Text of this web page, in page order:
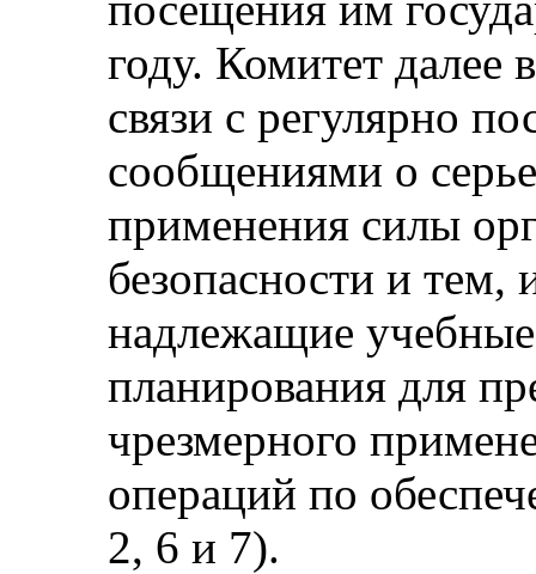
году. Комитет далее
связи с регулярно
сообщениями о
применения силы
безопасности и тем,
надлежащие
планирования для
чрезмерного
операций по
2, 6 и 7).